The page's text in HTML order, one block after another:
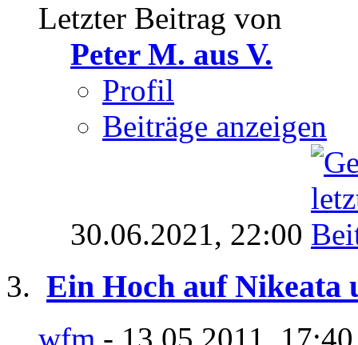
Letzter Beitrag von
Peter M. aus V.
Profil
Beiträge anzeigen
30.06.2021, 22:00
Ein Hoch auf Nikeata
wfm - 13.05.2011,